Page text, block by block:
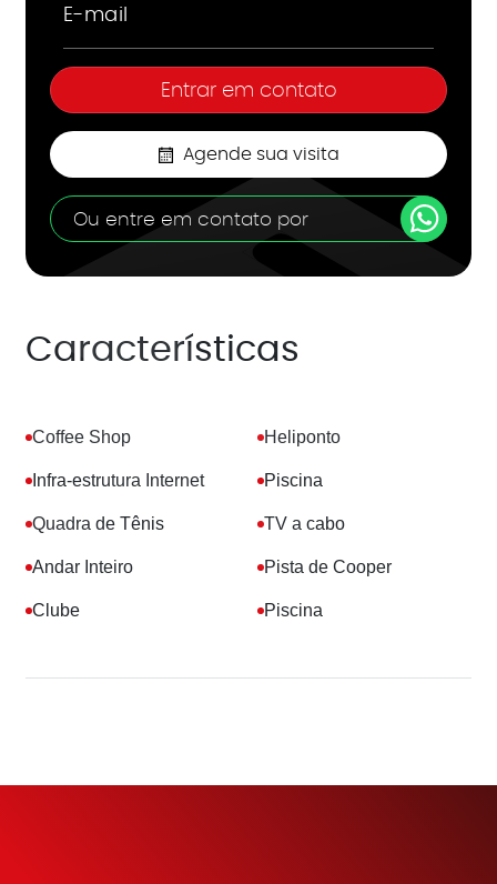
Agende sua visita
Ou entre em contato por
Características
Coffee Shop Heliponto
Infra-estrutura Internet Piscina
Quadra de Tênis TV a cabo
Andar Inteiro Pista de Cooper
Clube Piscina